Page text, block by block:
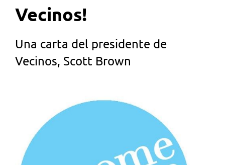
Vecinos!
Una carta del presidente de
Vecinos, Scott Brown